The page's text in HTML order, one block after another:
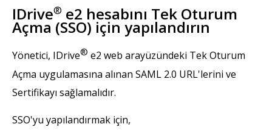
IDrive® e2 hesabını Tek Oturum
Açma (SSO) için yapılandırın
Yönetici, IDrive® e2 web arayüzündeki Tek Oturum
Açma uygulamasına alınan SAML 2.0 URL'lerini ve
Sertifikayı sağlamalıdır.
SSO'yu yapılandırmak için,